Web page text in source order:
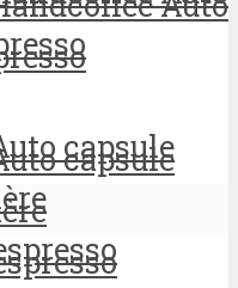
capsule
capsule